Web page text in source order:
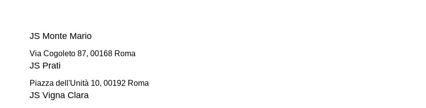
JS Monte Mario
Via Cogoleto 87, 00168 Roma
JS Prati
Piazza dell'Unità 10, 00192 Roma
JS Vigna Clara